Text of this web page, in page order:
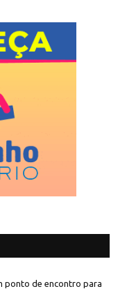
ponto de encontro para